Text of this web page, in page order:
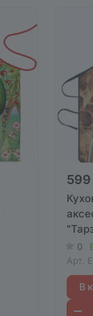
599
0
Арт.
В